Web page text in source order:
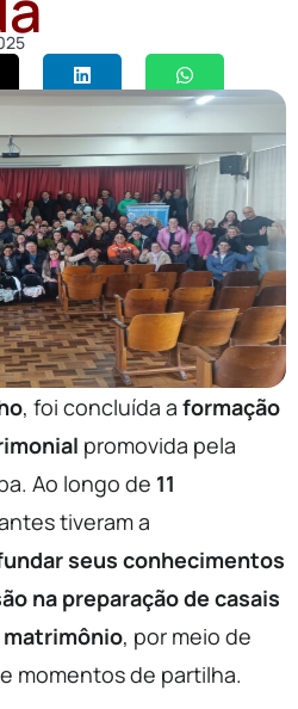
, foi concluída a formação
promovida pela
Ao longo de 11
tiveram a
seus conhecimentos
na preparação de casais
matrimônio, por meio de
momentos de partilha.